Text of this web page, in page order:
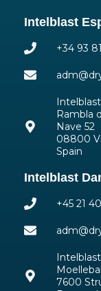
Intelblast
+34 93
Intelblast
Rambla
Nave 52
08800
Spain
Intelblast
+45 21
Intelblast
7600